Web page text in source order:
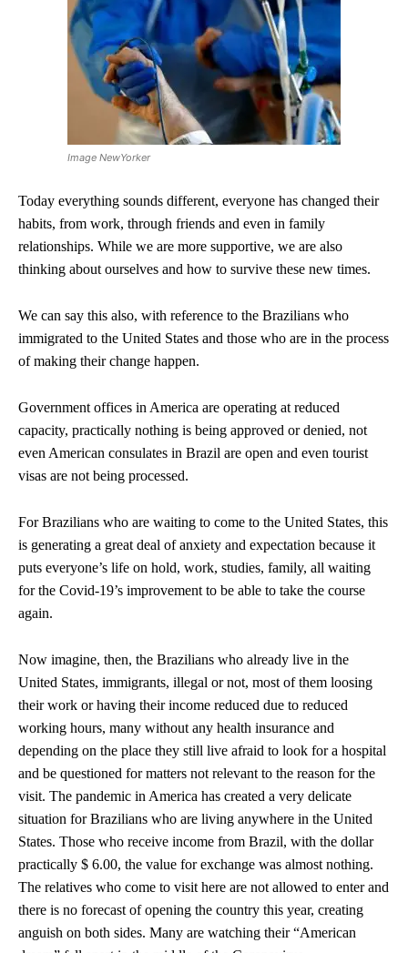
Image NewYorker
Today everything sounds different, everyone has changed their
habits, from work, through friends and even in family
relationships. While we are more supportive, we are also
thinking about ourselves and how to survive these new times.
We can say this also, with reference to the Brazilians who
immigrated to the United States and those who are in the process
of making their change happen.
Government offices in America are operating at reduced
capacity, practically nothing is being approved or denied, not
even American consulates in Brazil are open and even tourist
visas are not being processed.
For Brazilians who are waiting to come to the United States, this
is generating a great deal of anxiety and expectation because it
puts everyone’s life on hold, work, studies, family, all waiting
for the Covid-19’s improvement to be able to take the course
again.
Now imagine, then, the Brazilians who already live in the
United States, immigrants, illegal or not, most of them loosing
their work or having their income reduced due to reduced
working hours, many without any health insurance and
depending on the place they still live afraid to look for a hospital
and be questioned for matters not relevant to the reason for the
visit. The pandemic in America has created a very delicate
situation for Brazilians who are living anywhere in the United
States. Those who receive income from Brazil, with the dollar
practically $ 6.00, the value for exchange was almost nothing.
The relatives who come to visit here are not allowed to enter and
there is no forecast of opening the country this year, creating
anguish on both sides. Many are watching their “American